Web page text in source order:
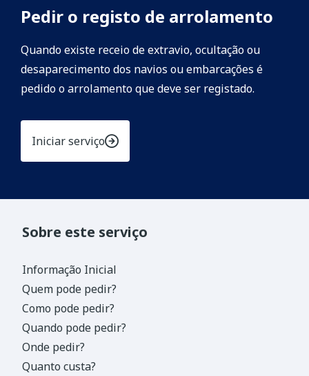
Pedir o registo de arrolamento
Quando existe receio de extravio, ocultação ou
desaparecimento dos navios ou embarcações é
pedido o arrolamento que deve ser registado.
Iniciar serviço
Sobre este serviço
Informação Inicial
Quem pode pedir?
Como pode pedir?
Quando pode pedir?
Onde pedir?
Quanto custa?